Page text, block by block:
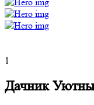
1
Дачник